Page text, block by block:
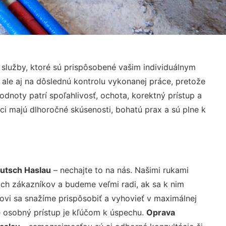
ktoré sú prispôsobené vašim individuálnym
aj na dôslednú kontrolu vykonanej práce, pretože
patrí spoľahlivosť, ochota, korektný prístup a
majú dlhoročné skúsenosti, bohatú prax a sú plne k
Haslau – nechajte to na nás. Našimi rukami
zákazníkov a budeme veľmi radi, ak sa k nim
sa snažíme prispôsobiť a vyhovieť v maximálnej
prístup je kľúčom k úspechu. Oprava